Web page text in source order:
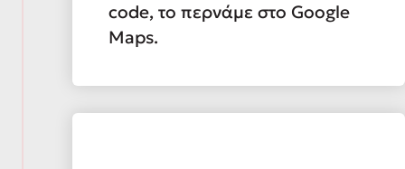
code, το περνάμε στο Google
Maps.